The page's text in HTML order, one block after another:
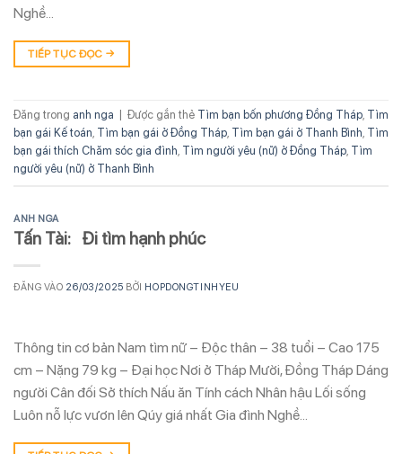
Nghề…
TIẾP TỤC ĐỌC →
Đăng trong anh nga Được gắn thẻ Tìm bạn bốn phương Đồng Tháp Tìm
bạn gái Kế toán Tìm bạn gái ở Đồng Tháp Tìm bạn gái ở Thanh Bình Tìm
bạn gái thích Chăm sóc gia đình Tìm người yêu (nữ) ở Đồng Tháp Tìm
người yêu (nữ) ở Thanh Bình
ANH NGA
Tấn Tài: Đi tìm hạnh phúc
ĐĂNG VÀO 26/03/2025 BỞI HOPDONGTINHYEU
Thông tin cơ bản Nam tìm nữ – Độc thân – 38 tuổi – Cao 175
cm – Nặng 79 kg – Đại học Nơi ở Tháp Mười, Đồng Tháp Dáng
người Cân đối Sở thích Nấu ăn Tính cách Nhân hậu Lối sống
Luôn nỗ lực vươn lên Qúy giá nhất Gia đình Nghề…